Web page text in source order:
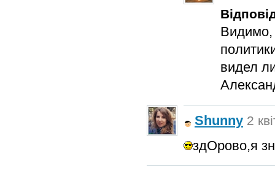
Видимо,
видел
Shunny 2
здОрово,я